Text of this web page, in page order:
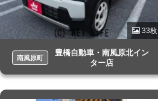
33枚
南風原町
豊橋自動車・南風原北イン
ター店